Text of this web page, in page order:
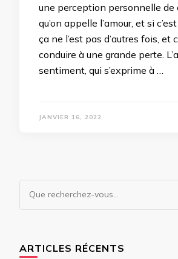
une perception personnelle de
qu’on appelle l’amour, et si
ça ne l’est pas d’autres fois, et
conduire à une grande perte.
sentiment, qui s’exprime à …
JANVIER 16, 2022
Vous
recherchiez
ARTICLES RÉCENTS